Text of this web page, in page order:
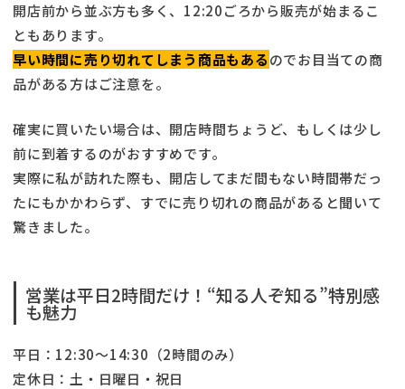
開店前から並ぶ方も多く、12:20ごろから販売が始まるこ
ともあります。
早い時間に売り切れてしまう商品もあるのでお目当ての商
品がある方はご注意を。
確実に買いたい場合は、開店時間ちょうど、もしくは少し
前に到着するのがおすすめです。
実際に私が訪れた際も、開店してまだ間もない時間帯だっ
たにもかかわらず、すでに売り切れの商品があると聞いて
驚きました。
営業は平日2時間だけ！“知る人ぞ知る”特別感
も魅力
平日：12:30〜14:30（2時間のみ）
定休日：土・日曜日・祝日